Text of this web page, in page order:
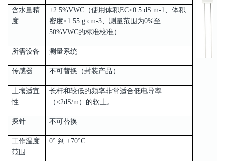
含水量精
度
±2.5%VWC（使用体积EC≤0.5 dS m-1、体积
密度≤1.55 g cm-3、测量范围为0%至
50%VWC的标准校准）
所需设备 测量系统
传感器 不可替换（封装产品）
土壤适宜
性
长杆和较低的频率非常适合低电导率
（<2dS/m）的软土。
探针 不可替换
工作温度
范围
0° 到 +70°C